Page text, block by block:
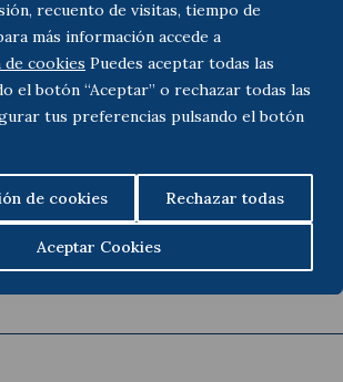
recuento de visitas, tiempo de
más información accede a
cookies Puedes aceptar todas las
el botón “Aceptar” o rechazar todas las
tus preferencias pulsando el botón
de cookies Rechazar todas
Aceptar Cookies
de